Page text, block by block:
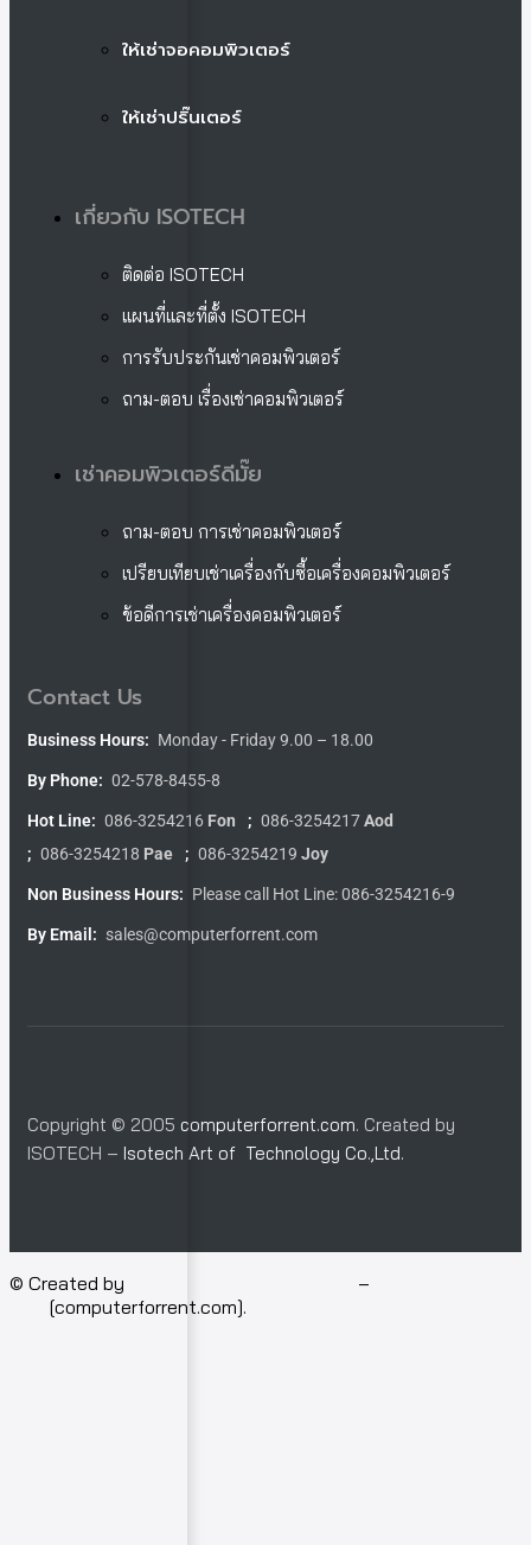
ให้เช่าจอคอมพิวเตอร์
ให้เช่าปริ๊นเตอร์
เกี่ยวกับ ISOTECH
ติดต่อ ISOTECH
แผนที่และที่ตั้ง ISOTECH
การรับประกันเช่าคอมพิวเตอร์
ถาม-ตอบ เรื่องเช่าคอมพิวเตอร์
เช่าคอมพิวเตอร์ดีมั๊ย
ถาม-ตอบ การเช่าคอมพิวเตอร์
เปรียบเทียบเช่าเครื่องกับซื้อเครื่องคอมพิวเตอร์
ข้อดีการเช่าเครื่องคอมพิวเตอร์
Contact Us
Business Hours: Monday - Friday 9.00 – 18.00
By Phone: 02-578-8455-8
Hot Line: 086-3254216 Fon ; 086-3254217Aod
; 086-3254218 Pae ; 086-3254219 Joy
Non Business Hours: Please call Hot Line: 086-3254216-9
By Email: sales@computerforrent.com
Copyright © 2005 computerforrent.com. Created by
ISOTECH – Isotech Art of Technology Co.,Ltd.
© Created by –
[computerforrent.com].